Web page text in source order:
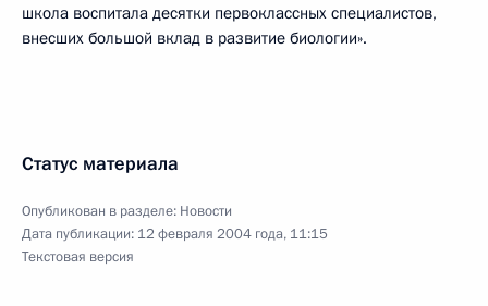
школа воспитала десятки первоклассных специалистов,
внесших большой вклад в развитие биологии».
Статус материала
Опубликован в разделе: Новости
Дата публикации: 12 февраля 2004 года, 11:15
Текстовая версия